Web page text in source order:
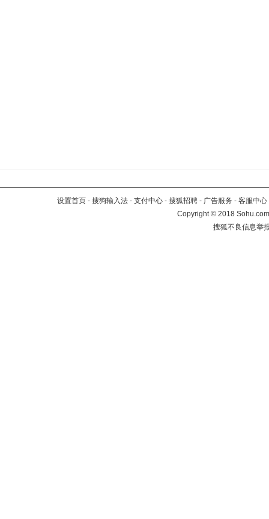
设置首页 - 搜狗输入法 - 支付中心 - 搜狐招聘 - 广告服务 - 客服中心
Copyright©2018
搜狐不良信息举